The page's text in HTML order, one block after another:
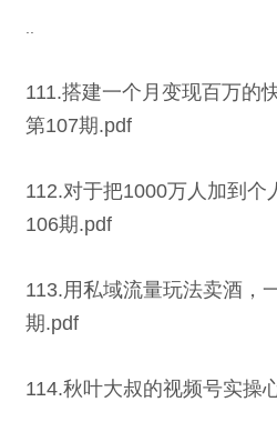
111.搭建一个月变现百万的
第107期.pdf
112.对于把1000万人加到个
106期.pdf
113.用私域流量玩法卖酒，
期.pdf
114.秋叶大叔的视频号实操